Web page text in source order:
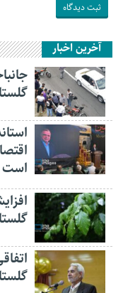
آخرین اخبار
گلستان ۱۷ درصد
است